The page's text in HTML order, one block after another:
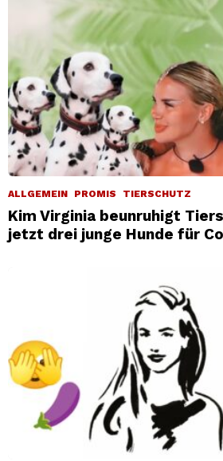
ALLGEMEIN PROMIS TIERSCHUTZ
Kim Virginia beunruhigt
jetzt drei junge Hunde für